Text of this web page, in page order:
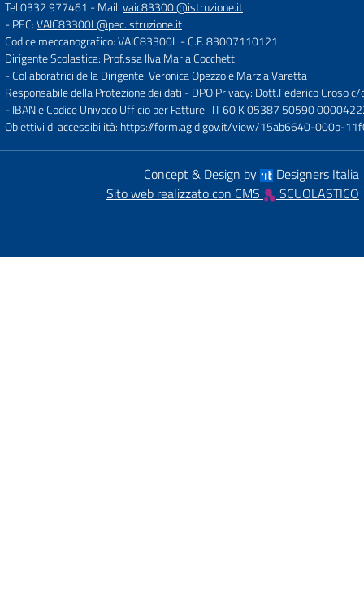
Tel 0332 977461 - Mail:vaic83300l@istruzione.it
- PEC:VAIC83300L@pec.istruzione.it
Codice meccanografico: VAIC83300L- C.F. 83007110121
Dirigente Scolastica: Prof.ssa Ilva Maria Cocchetti
- Collaboratrici della Dirigente: Veronica Opezzo e Marzia Varetta
Responsabile della Protezione dei dati - DPO Privacy: Dott.Federico Croso
- IBAN e Codice Univoco Ufficio per Fatture: IT 60 K 05387 50590
Obiettivi di accessibilità: https://form.agid.gov.it/view/15ab6640-000b-
Concept & Design by
Designers Italia
Sito web realizzato con CMS
SCUOLASTICO